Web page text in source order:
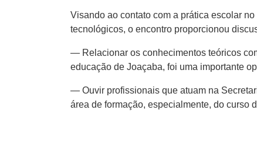
Visando ao contato com a prática escolar
tecnológicos, o encontro proporcionou
— Relacionar os conhecimentos teóricos
educação de Joaçaba, foi uma importante
— Ouvir profissionais que atuam na
área de formação, especialmente, do curso